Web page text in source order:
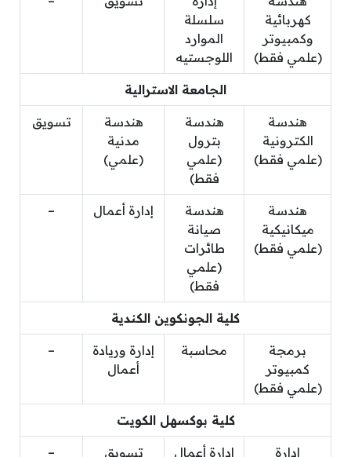
كهربائية
وكمبيوتر
(علمي فقط)
سلسلة
الموارد
اللوجستيه
الجامعة الاسترالية
هندسة
الكترونية
(علمي فقط)
هندسة
بترول
(علمي
فقط)
هندسة
مدنية
(علمي)
تسويق
هندسة
ميكانيكية
(علمي فقط)
هندسة
صيانة
طائرات
(علمي
فقط)
إدارة أعمال –
كلية الجونكوين الكندية
برمجة
كمبيوتر
(علمي فقط)
محاسبة
إدارة وريادة
أعمال
–
كلية بوكسهل الكويت
إدارة
إدارة أعمال تسويق –